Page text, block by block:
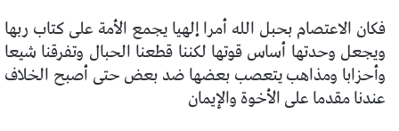
فكان الاعتصام بحبل الله أمرا إلهيا يجمع الأمة على كتاب ربها
ويجعل وحدتها أساس قوتها لكننا قطعنا الحبال وتفرقنا شيعا
وأحزابا ومذاهب يتعصب بعضها ضد بعض حتى أصبح الخلاف
عندنا مقدما على الأخوة والإيمان